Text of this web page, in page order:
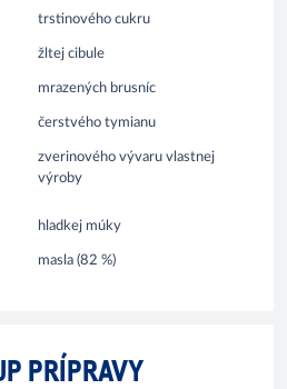
trstinového cukru
žltej cibule
mrazených brusníc
čerstvého tymianu
zverinového vývaru vlastnej
výroby
hladkej múky
masla (82 %)
PRÍPRAVY